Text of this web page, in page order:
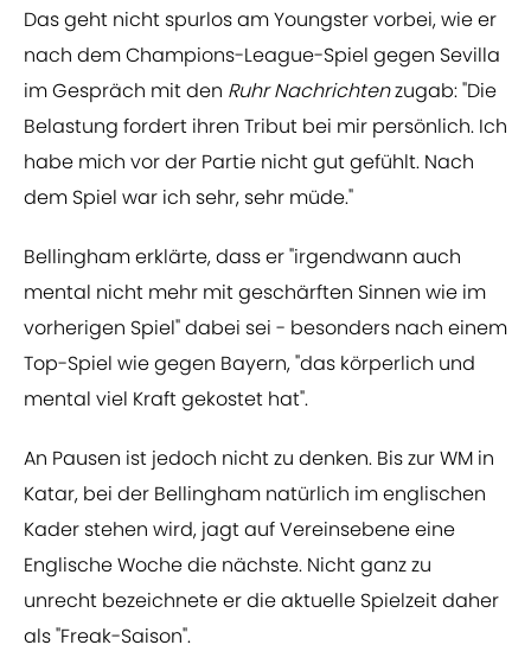
Das geht nicht spurlos am Youngster vorbei, wie er
nach dem Champions-League-Spiel gegen Sevilla
im Gespräch mit den Ruhr Nachrichtenzugab: "Die
Belastung fordert ihren Tribut bei mir persönlich. Ich
habe mich vor der Partie nicht gut gefühlt. Nach
dem Spiel war ich sehr, sehr müde."
Bellingham erklärte, dass er "irgendwann auch
mental nicht mehr mit geschärften Sinnen wie im
vorherigen Spiel" dabei sei - besonders nach einem
Top-Spiel wie gegen Bayern, "das körperlich und
mental viel Kraft gekostet hat".
An Pausen ist jedoch nicht zu denken. Bis zur WM in
Katar, bei der Bellingham natürlich im englischen
Kader stehen wird, jagt auf Vereinsebene eine
Englische Woche die nächste. Nicht ganz zu
unrecht bezeichnete er die aktuelle Spielzeit daher
als "Freak-Saison".